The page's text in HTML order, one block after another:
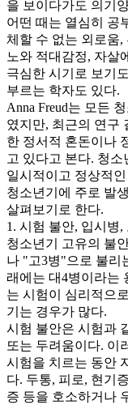
을 보이다가도 의기
어떤 때는 열심히 공
체할 수 없는 외로움
노와 적대감정, 자살
극심한 시기로 보기
부르는 학자도 있다.
Anna Freud는 모든
였지만, 최근의 연구
한 정서적 혼돈이나
고 있다고 본다. 청
일시적이고 정상적
청소년기에 주로 발
살펴보기로 한다.
1. 시험 불안, 입시
청소년기 고유의 불
나 "고3병"으로 불리
래에는 대4병이라는
는 시험이 심리적으
기는 경우가 많다.
시험 불안은 시험과
또는 두려움이다. 이
시험을 치르는 동안
다. 두통, 피로, 현기
증 등을 호소하거나